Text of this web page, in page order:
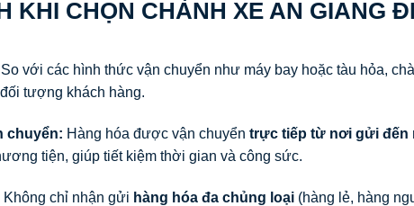
KHI CHỌN CHÀNH XE AN GIANG
So với các hình thức vận chuyển như máy bay hoặc tàu hỏa,
tượng khách hàng.
chuyển: Hàng hóa được vận chuyển trực tiếp từ nơi gửi đến
tiện, giúp tiết kiệm thời gian và công sức.
Không chỉ nhận gửi hàng hóa đa chủng loại (hàng lẻ, hàng